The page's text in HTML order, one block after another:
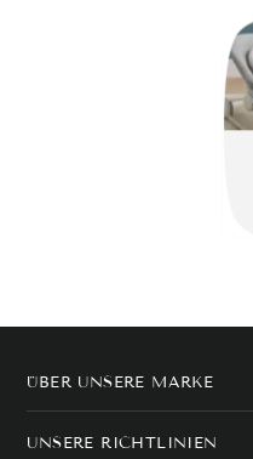
ÜBER UNSERE MARKE
UNSERE RICHTLINIEN